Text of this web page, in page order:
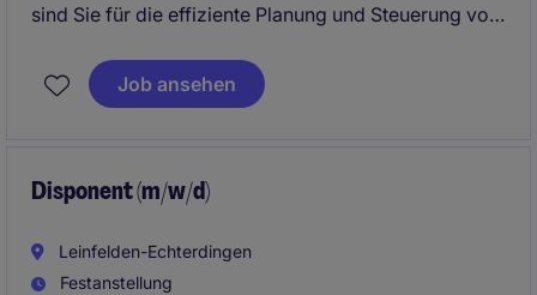
sind Sie für die effiziente Planung und Steuerung von
spannende Position in Filderstadt bietet Ihnen die
Möglichkeit, in einem professionellen Umfeld Ihre
Job ansehen
Disponent (m/w/d)
Leinfelden-Echterdingen
Festanstellung